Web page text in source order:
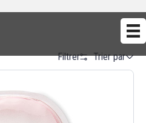
Filtrer Trier par
Alphabetical (Z to A)